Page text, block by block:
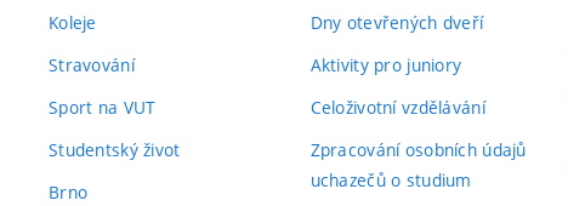
Koleje
Stravování
Sport na VUT
Studentský život
Brno
Dny otevřených dveří
Aktivity pro juniory
Celoživotní vzdělávání
Zpracování osobních údajů
uchazečů o studium